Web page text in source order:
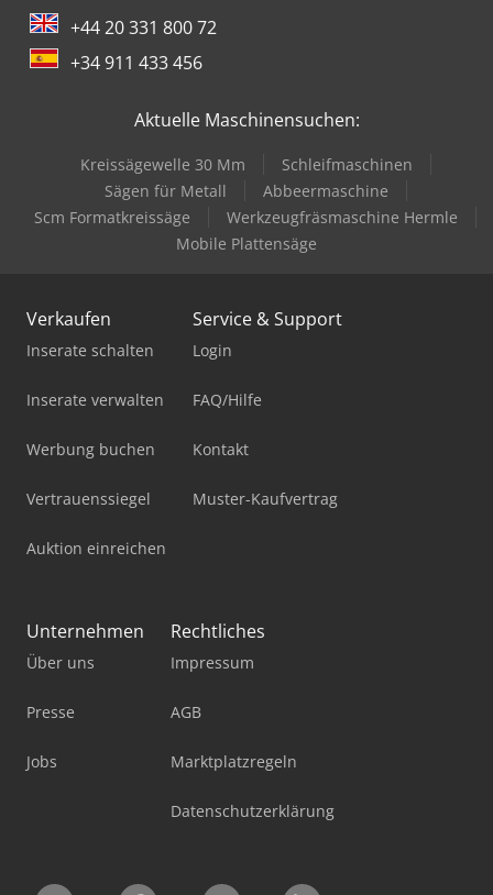
+44 20 331 800 72
+34 911 433 456
Aktuelle Maschinensuchen:
Kreissägewelle 30 Mm
Schleifmaschinen
Sägen für Metall
Abbeermaschine
Scm Formatkreissäge
Werkzeugfräsmaschine Hermle
Mobile Plattensäge
Verkaufen
Inserate schalten
Inserate verwalten
Werbung buchen
Vertrauenssiegel
Auktion einreichen
Service & Support
Login
FAQ/Hilfe
Kontakt
Muster-Kaufvertrag
Unternehmen
Über uns
Presse
Jobs
Rechtliches
Impressum
AGB
Marktplatzregeln
Datenschutzerklärung